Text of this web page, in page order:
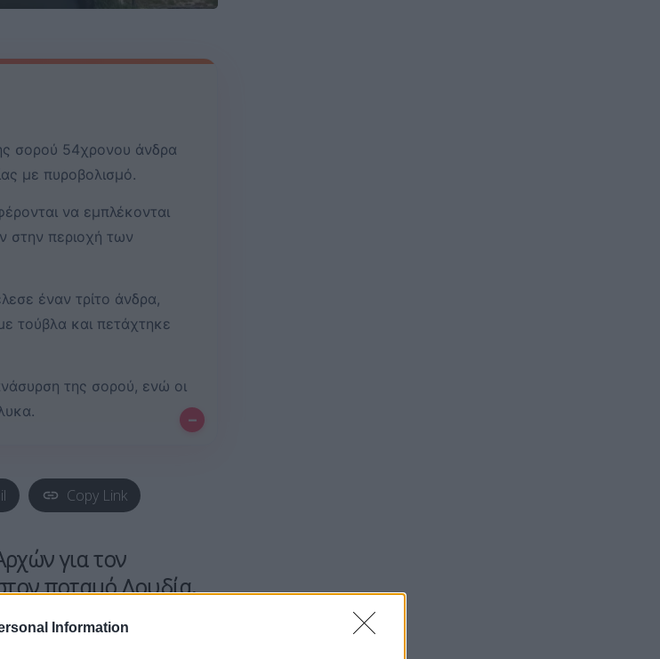
Information
σορού 54χρονου άνδρα
με πυροβολισμό.
να εμπλέκονται
στην περιοχή των
έναν τρίτο άνδρα,
τούβλα και πετάχτηκε
της σορού, ενώ οι
–
Copy Link
για τον
ποταμό Λουδία,
δολοφονίας με
ήδη δύο